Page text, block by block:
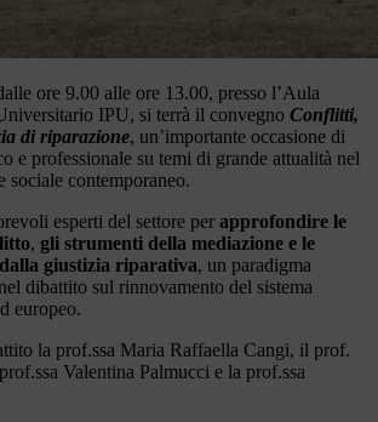
ore 9.00 alle ore 13.00, presso l’Aula
IPU, si terrà il convegno Conflitti,
di riparazione, un’importante occasione di
e professionale su temi di grande attualità nel
sociale contemporaneo.
esperti del settore per approfondire le
, gli strumenti della mediazione e le
giustizia riparativa, un paradigma
dibattito sul rinnovamento del sistema
europeo.
la prof.ssa Maria Raffaella Cangi, il prof.
Valentina Palmucci e la prof.ssa